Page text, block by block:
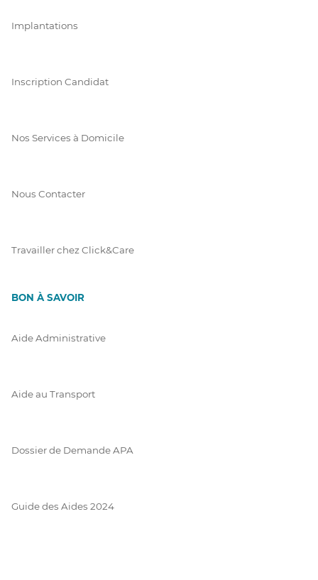
Implantations
Inscription Candidat
Nos Services à Domicile
Nous Contacter
Travailler chez Click&Care
BON À SAVOIR
Aide Administrative
Aide au Transport
Dossier de Demande APA
Guide des Aides 2024